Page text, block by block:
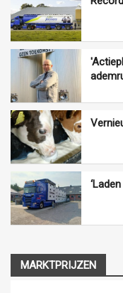
MARKTPRIJZEN